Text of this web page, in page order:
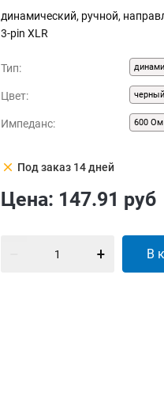
динамический, ручной,
3-pin XLR
Тип:
Цвет: черный
Импеданс: 600 Ом
clear Под заказ 14 дней
Цена: 147.91 руб
В